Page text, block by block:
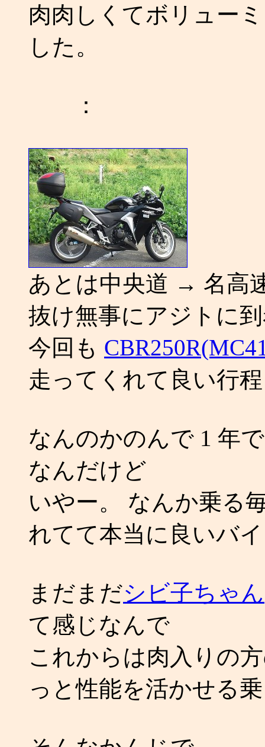
肉肉しくてボリュー
した。
：
あとは中央道 → 名高
抜け無事にアジトに
今回も
走ってくれて良い行
なんのかのんで 1 年
なんだけど
いやー。 なんか乗る
れてて本当に良いバ
まだまだシビ子ちゃん
て感じなんで
これからは肉入りの
っと性能を活かせる